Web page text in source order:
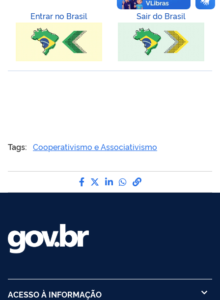
Entrar no Brasil Sair do Brasil
Tags: Cooperativismo e Associativismo
Compartilhe por Facebook
Compartilhe por Twitter
Compartilhe por
Compartilhe por
link para Copiar
ACESSO À INFORMAÇÃO